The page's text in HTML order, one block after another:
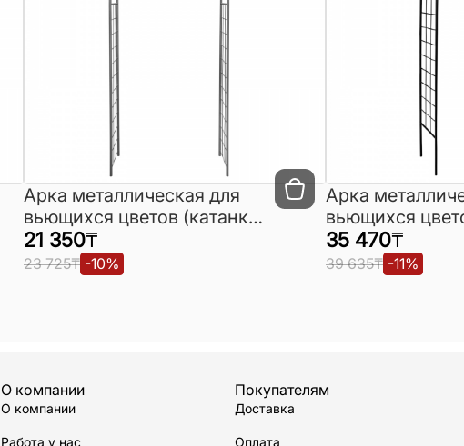
Арка металлическая для
вьющихся цветов (катанка)
крашенная
21 350₸
23 725₸ -10%
Арка
вьющихся
коваными
крашенная
35 470₸
39 635₸ -11%
О компании
О компании
Работа у нас
Покупателям
Доставка
Оплата